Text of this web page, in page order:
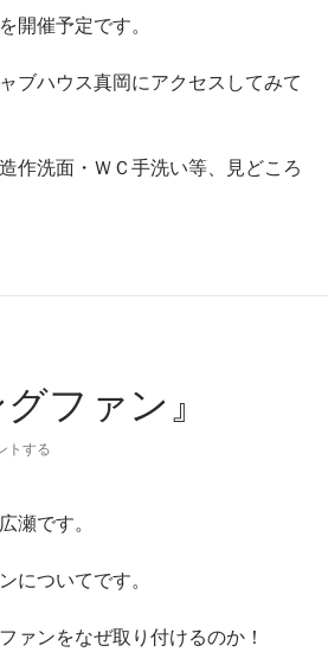
開催予定です。
ブハウス真岡にアクセスしてみて
作洗面・ＷＣ手洗い等、見どころ
ファン』
トする
瀬です。
についてです。
ァンをなぜ取り付けるのか！